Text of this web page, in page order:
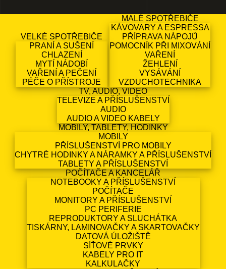
VELKÉ SPOTŘEBIČE
PRANÍ A SUŠENÍ
CHLAZENÍ
MYTÍ NÁDOBÍ
VAŘENÍ A PEČENÍ
PÉČE O PŘÍSTROJE
MALÉ SPOTŘEBIČE
KÁVOVARY A ESPRESSA
PŘÍPRAVA NÁPOJŮ
POMOCNÍK PŘI MIXOVÁNÍ
VAŘENÍ
ŽEHLENÍ
VYSÁVÁNÍ
VZDUCHOTECHNIKA
TV, AUDIO, VIDEO
TELEVIZE A PŘÍSLUŠENSTVÍ
AUDIO
AUDIO A VIDEO KABELY
MOBILY, TABLETY, HODINKY
MOBILY
PŘÍSLUŠENSTVÍ PRO MOBILY
CHYTRÉ HODINKY A NÁRAMKY A PŘÍSLUŠENSTVÍ
TABLETY A PŘÍSLUŠENSTVÍ
POČÍTAČE A KANCELÁŘ
NOTEBOOKY A PŘÍSLUŠENSTVÍ
POČÍTAČE
MONITORY A PŘÍSLUŠENSTVÍ
PC PERIFERIE
REPRODUKTORY A SLUCHÁTKA
TISKÁRNY, LAMINOVAČKY A SKARTOVAČKY
DATOVÁ ÚLOŽIŠTĚ
SÍŤOVÉ PRVKY
KABELY PRO IT
KALKULAČKY